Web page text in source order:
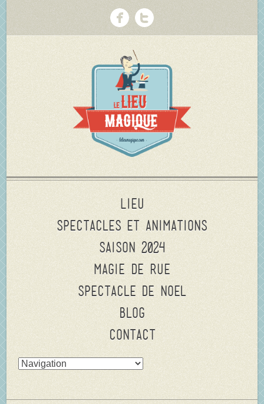
Lieu
Spectacles et animations
Saison 2024
Magie de rue
Spectacle de Noel
Blog
Contact